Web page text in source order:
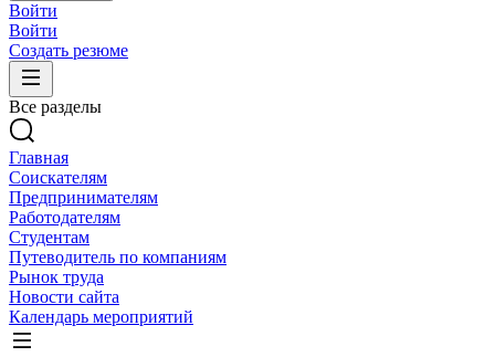
Войти
Войти
Создать резюме
Все разделы
Главная
Соискателям
Предпринимателям
Работодателям
Студентам
Путеводитель по компаниям
Рынок труда
Новости сайта
Календарь мероприятий